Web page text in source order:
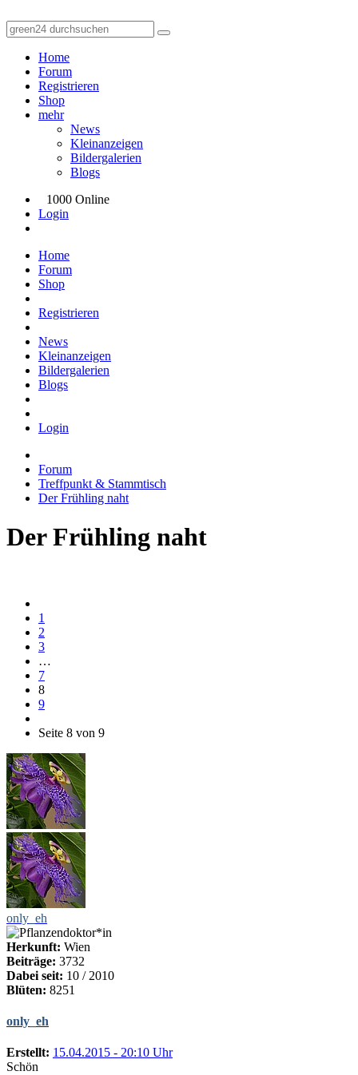
Home
Forum
Registrieren
Shop
mehr
News
Kleinanzeigen
Bildergalerien
Blogs
1000 Online
Login
Home
Forum
Shop
Registrieren
News
Kleinanzeigen
Bildergalerien
Blogs
Login
Forum
Treffpunkt & Stammtisch
Der Frühling naht
Der Frühling naht
1
2
3
…
7
8
9
Seite 8 von 9
only_eh
Herkunft: Wien
Beiträge: 3732
Dabei seit: 10 / 2010
Blüten: 8251
only_eh
Erstellt: 15.04.2015 - 20:10 Uhr
Schön